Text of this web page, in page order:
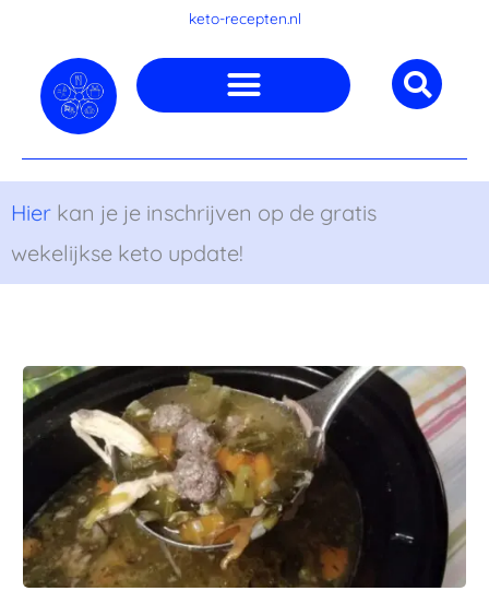
inhoud
keto-recepten.nl
Hier kan je je inschrijven op de gratis
wekelijkse keto update!